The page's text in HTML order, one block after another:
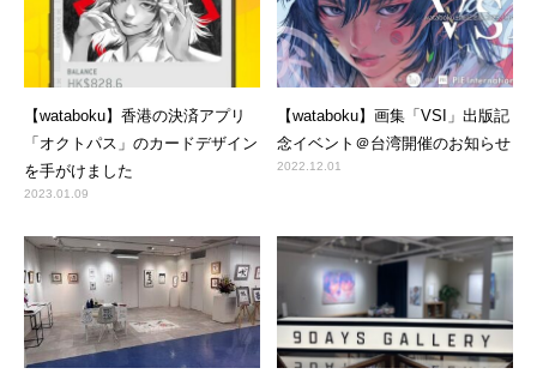
【wataboku】香港の決済アプリ
「オクトパス」のカードデザイン
を手がけました
2023.01.09
【wataboku】画集「VSI」出版記
念イベント＠台湾開催のお知らせ
2022.12.01